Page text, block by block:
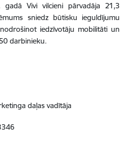
gadā Vivi vilcieni pārvadāja 21,3
sniedz būtisku ieguldījumu
iedzīvotāju mobilitāti un
darbinieku.
daļas vadītāja